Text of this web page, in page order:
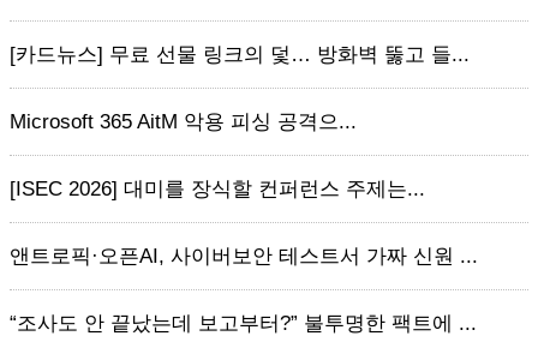
[카드뉴스] 무료 선물 링크의 덫… 방화벽 뚫고 들...
Microsoft 365 AitM 악용 피싱 공격으...
[ISEC 2026] 대미를 장식할 컨퍼런스 주제는...
앤트로픽·오픈AI, 사이버보안 테스트서 가짜 신원 ...
“조사도 안 끝났는데 보고부터?” 불투명한 팩트에 ...